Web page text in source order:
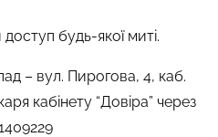
будь-якої миті.
– вул. Пирогова, 4, каб.
кабінету “Довіра” через